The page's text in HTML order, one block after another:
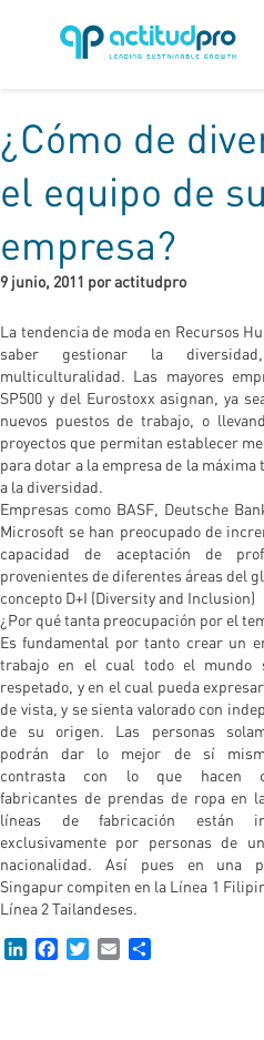
¿Cómo de
el equipo de su
empresa?
9 junio, 2011 por actitudpro
La tendencia de moda en Recursos
saber gestionar la
multiculturalidad. Las mayores
SP500 y del Eurostoxx asignan, ya
nuevos puestos de trabajo, o
proyectos que permitan establecer
para dotar a la empresa de la máxima
a la diversidad.
Empresas como BASF, Deutsche
Microsoft se han preocupado de
capacidad de aceptación de
provenientes de diferentes áreas del
concepto D+I (Diversity and Inclusion)
¿Por qué tanta preocupación por el
Es fundamental por tanto crear un
trabajo en el cual todo el mundo
respetado, y en el cual pueda
de vista, y se sienta valorado con
de su origen. Las personas
podrán dar lo mejor de sí
contrasta con lo que hacen
fabricantes de prendas de ropa en
líneas de fabricación están
exclusivamente por personas de
nacionalidad. Así pues en una
Singapur compiten en la Línea 1
Línea 2 Tailandeses.
LinkedInFacebookTwitterEmail